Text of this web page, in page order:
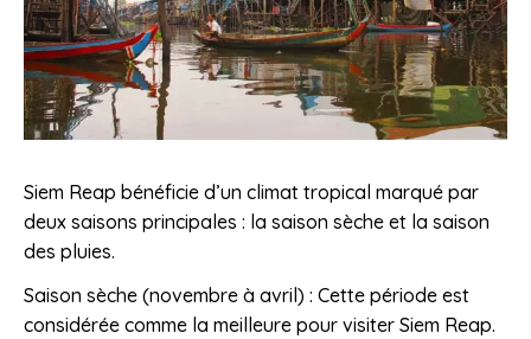
Siem Reap bénéficie d’un climat tropical marqué par
deux saisons principales : la saison sèche et la saison
des pluies.
Saison sèche (novembre à avril) : Cette période est
considérée comme la meilleure pour visiter Siem Reap.